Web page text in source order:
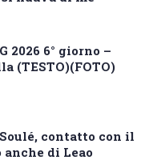
2026 6° giorno –
(TESTO)(FOTO)
Soulé, contatto con il
di Leao